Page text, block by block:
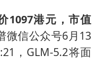
1097港元，市值
微信公众号6月13
，GLM-5.2将面